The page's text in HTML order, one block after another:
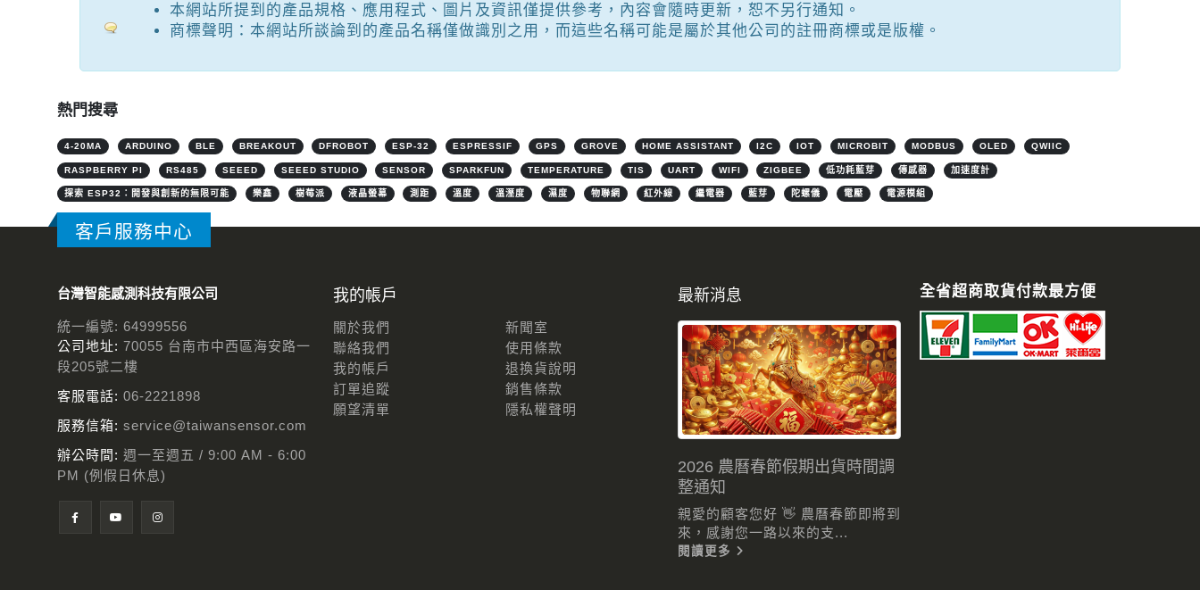
本網站所提到的產品規格、應用程式、圖片及資訊僅提供參考，內容會隨時更新，恕不另行通知。
商標聲明：本網站所談論到的產品名稱僅做識別之用，而這些名稱可能是屬於其他公司的註冊商標或是版權。
熱門搜尋
4-20MA ARDUINO BLE BREAKOUT DFROBOT ESP-32 ESPRESSIF GPS GROVE HOME ASSISTANT I2C IOT MICROBIT MODBUS OLED QWIIC
RASPBERRY PI RS485 SEEED SEEED STUDIO SENSOR SPARKFUN TEMPERATURE TIS UART WIFI ZIGBEE 低功耗藍芽 傳感器 加速度計
探索 ESP32：開發與創新的無限可能 樂鑫 樹莓派 液晶螢幕 測距 溫度 溫溼度 濕度 物聯網 紅外線 繼電器 藍芽 陀螺儀 電壓 電源模組
客戶服務中心
台灣智能感測科技有限公司
統一編號: 64999556
公司地址: 70055 台南市中西區海安路一
段205號二樓
客服電話: 06-2221898
服務信箱: service@taiwansensor.com
辦公時間: 週一至週五 / 9:00 AM - 6:00
PM (例假日休息)
我的帳戶
關於我們
聯絡我們
我的帳戶
訂單追蹤
願望清單
新聞室
使用條款
退換貨說明
銷售條款
隱私權聲明
最新消息
2026 農曆春節假期出貨時間調
整通知
親愛的顧客您好 👋 農曆春節即將到
來，感謝您一路以來的支...
閱讀更多
全省超商取貨付款最方便